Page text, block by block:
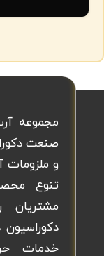
مجموعه
صنعت
و ملزومات
تنوع
مشتریان
خدمات